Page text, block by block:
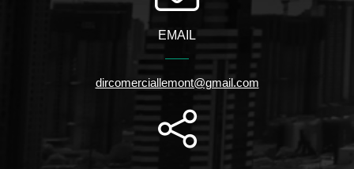
EMAIL
dircomerciallemont@gmail.com